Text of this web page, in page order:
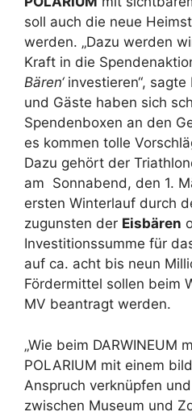
soll auch die neue
werden. „Dazu werden
Kraft in die
Bären‘investieren“, sagte
und Gäste haben sich
Spendenboxen an den
es kommen tolle
Dazu gehört der
am Sonnabend, den 1.
ersten Winterlauf durch
zugunsten der Eisbären
Investitionssumme für
auf ca. acht bis neun
Fördermittel sollen beim
MV beantragt werden.
„Wie beim DARWINEUM
POLARIUM mit einem
Anspruch verknüpfen
zwischen Museum und